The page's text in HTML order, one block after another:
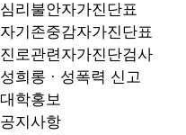
심리불안자가진단표
자기존중감자가진단표
진로관련자가진단검사
성희롱 · 성폭력 신고
대학홍보
공지사항